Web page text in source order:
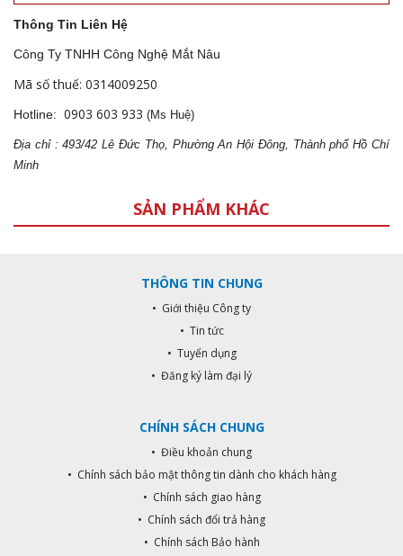
Thông Tin Liên Hệ
Công Ty TNHH Công Nghệ Mắt Nâu
Mã số thuế: 0314009250
Hotline: 0903 603 933 (Ms Huệ)
Địa chỉ : 493/42 Lê Đức Thọ, Phường An Hội Đông, Thành phố Hồ Chí
Minh
SẢN PHẨM KHÁC
THÔNG TIN CHUNG
• Giới thiệu Công ty
• Tin tức
• Tuyển dụng
• Đăng ký làm đại lý
CHÍNH SÁCH CHUNG
• Điều khoản chung
• Chính sách bảo mật thông tin dành cho khách hàng
• Chính sách giao hàng
• Chính sách đổi trả hàng
• Chính sách Bảo hành